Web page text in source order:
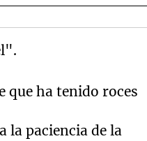
que ha tenido roces
la paciencia de la